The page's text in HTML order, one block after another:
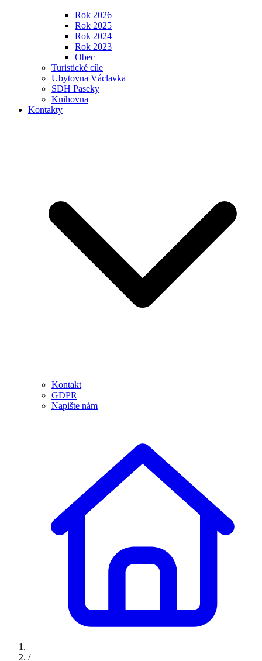
Rok 2026
Rok 2025
Rok 2024
Rok 2023
Obec
Turistické cíle
Ubytovna Václavka
SDH Paseky
Knihovna
Kontakty
Kontakt
GDPR
Napište nám
/